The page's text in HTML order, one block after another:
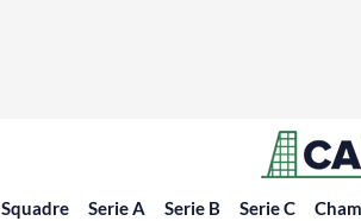
Squadre Serie A Serie B Serie C